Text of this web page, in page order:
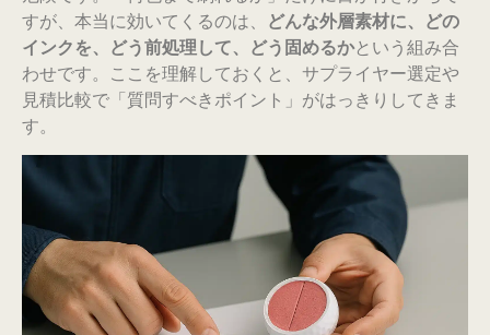
すが、本当に効いてくるのは、
どんな外層素材に、どの
インクを、どう前処理して、どう固めるかという組み合
わせです。ここを理解しておくと、サプライヤー選定や
見積比較で「質問すべきポイント」がはっきりしてきま
す。